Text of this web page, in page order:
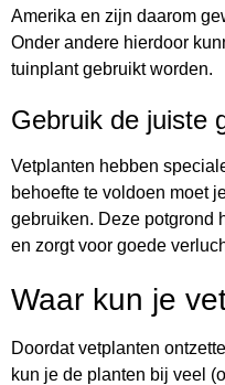
Amerika en zijn daarom
Onder andere hierdoor
tuinplant gebruikt worden.
Gebruik de juiste
Vetplanten hebben
behoefte te voldoen moet
gebruiken. Deze potgrond
en zorgt voor goede
Waar kun je
Doordat vetplanten
kun je de planten bij veel